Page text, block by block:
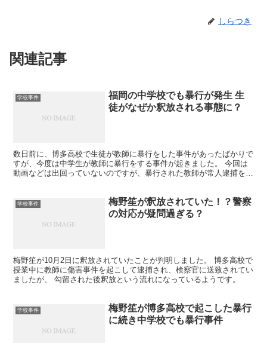
しらつき
関連記事
学校事件
福岡の中学校でも暴行が発生 生
徒がなぜか釈放される事態に？
数日前に、博多高校で生徒が教師に暴行をした事件があったばかりで
すが、今度は中学生が教師に暴行をする事件が起きました。 今回は
動画などは出回っていないのですが、暴行された教師が常人逮捕をす
学校事件
梅野笙が釈放されていた！？警察
の対応が疑問過ぎる？
梅野笙が10月2日に釈放されていたことが判明しました。 博多高校で
授業中に教師に傷害事件を起こして逮捕され、検察官に送致されてい
ましたが、 勾留された後釈放という流れになっているようです。
学校事件
梅野笙が博多高校で起こした暴行
に続き中学校でも暴行事件